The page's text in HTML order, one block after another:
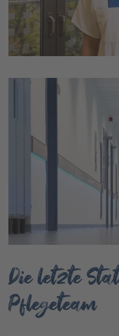
Die letzte
Pflegeteam